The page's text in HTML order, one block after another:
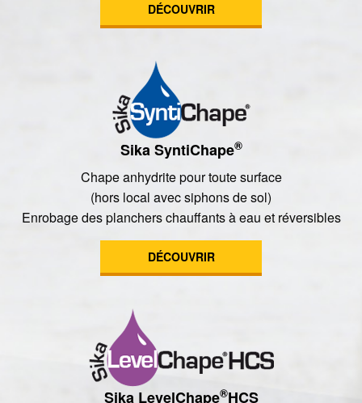
DÉCOUVRIR
Sika SyntiChape®
Chape anhydrite pour toute surface
(hors local avec siphons de sol)
Enrobage des planchers chauffants à eau et réversibles
DÉCOUVRIR
Sika LevelChape®HCS